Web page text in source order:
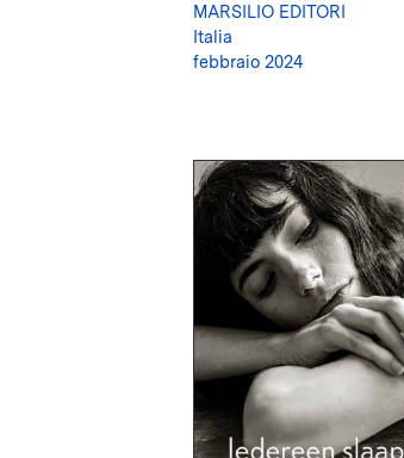
MARSILIO EDITORI
Italia
febbraio 2024